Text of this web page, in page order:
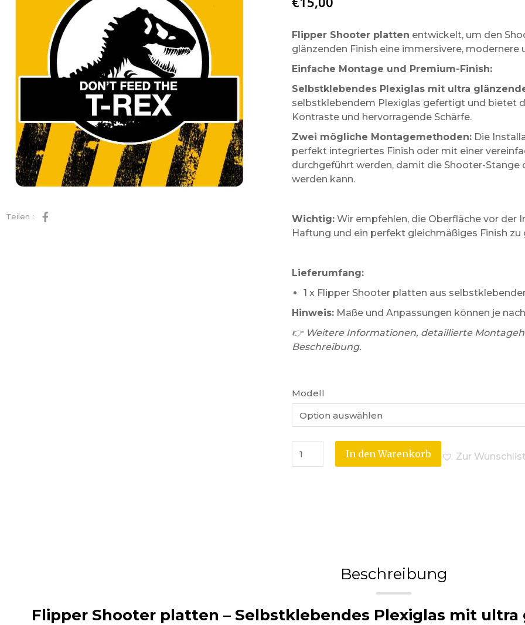
Teilen :
Flipper Shooter platten entwickelt, um den
glänzenden Finish eine immersivere,
Einfache Montage und Premium-Finish:
Selbstklebendes Plexiglas mit ultra
selbstklebendem Plexiglas gefertigt und bietet
Kontraste und hervorragende Schärfe.
Zwei mögliche Montagemethoden:Die
perfekt integriertes Finish oder mit einer
durchgeführt werden, damit die Shooter-
werden kann.
Wichtig:Wir empfehlen, die Oberfläche vor der
Haftung und ein perfekt gleichmäßiges Finish zu
Lieferumfang:
1 x Flipper Shooter platten aus
Hinweis:Maße und Anpassungen können je
👉 Weitere Informationen, detaillierte
Beschreibung.
Modell
In den Warenkorb Zur
Beschreibung
Flipper Shooter platten – Selbstklebendes Plexiglas mit ultra